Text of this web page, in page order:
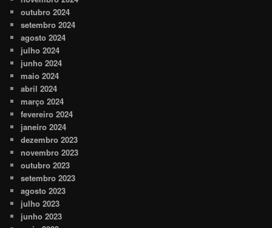
outubro 2024
setembro 2024
agosto 2024
julho 2024
junho 2024
maio 2024
abril 2024
março 2024
fevereiro 2024
janeiro 2024
dezembro 2023
novembro 2023
outubro 2023
setembro 2023
agosto 2023
julho 2023
junho 2023